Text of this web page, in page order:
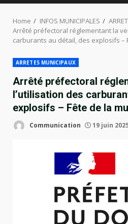
Home INFOS MUNICIPALES
Arrêté préfectoral réglementant la
carburants au détail, des explosifs –
ARRETES MUNICIPAUX
Arrêté préfectoral
l’utilisation des
explosifs – Fête de la
Communication 19 juin